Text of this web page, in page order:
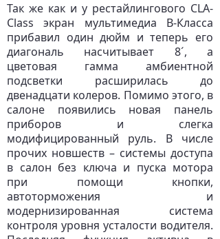
Так же как и у рестайлингового CLA-
Class экран мультимедиа В-Класса
прибавил один дюйм и теперь его
диагональ насчитывает 8´, а
цветовая гамма амбиентной
подсветки расширилась до
двенадцати колеров. Помимо этого, в
салоне появились новая панель
приборов и слегка
модифицированный руль. В числе
прочих новшеств – системы доступа
в салон без ключа и пуска мотора
при помощи кнопки,
автоторможения и
модернизированная система
контроля уровня усталости водителя.